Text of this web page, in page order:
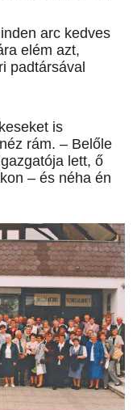
arc kedves
elém azt,
padtársával
is
rám. – Belőle
lett, ő
– és néha én